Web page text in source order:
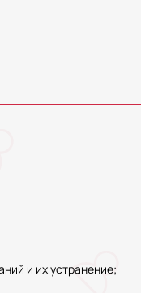
и их устранение;